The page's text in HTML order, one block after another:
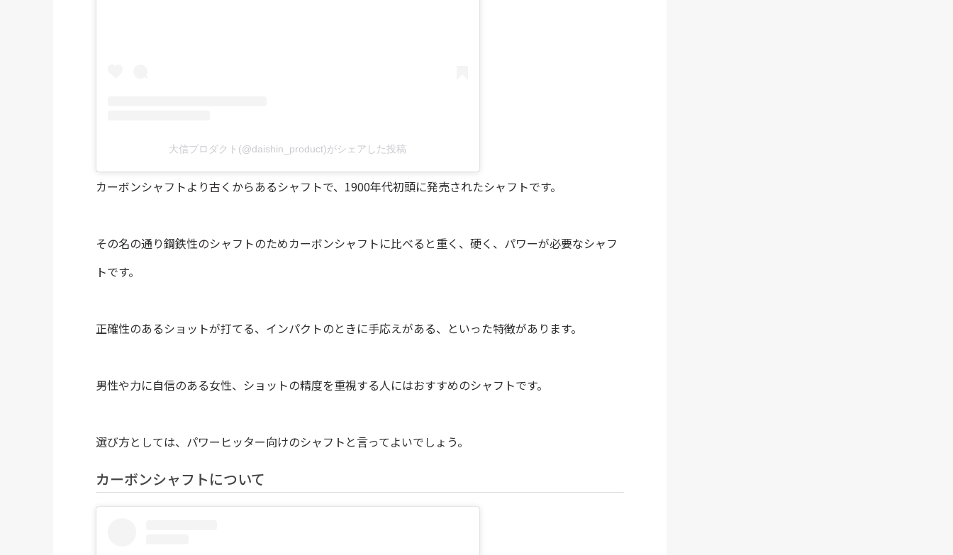
大信プロダクト(@daishin_product)がシェアした投稿
カーボンシャフトより古くからあるシャフトで、1900年代初頭に発売されたシャフトです。
その名の通り鋼鉄性のシャフトのためカーボンシャフトに比べると重く、硬く、パワーが必要なシャフ
トです。
正確性のあるショットが打てる、インパクトのときに手応えがある、といった特徴があります。
男性や力に自信のある女性、ショットの精度を重視する人にはおすすめのシャフトです。
選び方としては、パワーヒッター向けのシャフトと言ってよいでしょう。
カーボンシャフトについて